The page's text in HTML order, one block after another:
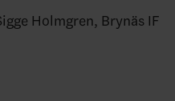
Holmgren, Brynäs IF